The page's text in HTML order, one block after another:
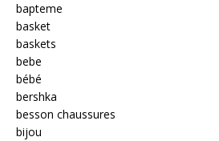
bapteme
basket
baskets
bebe
bébé
bershka
besson chaussures
bijou